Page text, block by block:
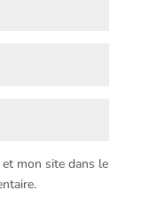
mon site dans le